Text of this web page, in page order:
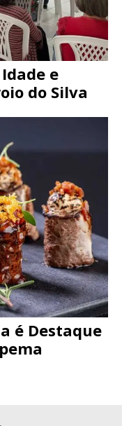
e
do Silva
é Destaque